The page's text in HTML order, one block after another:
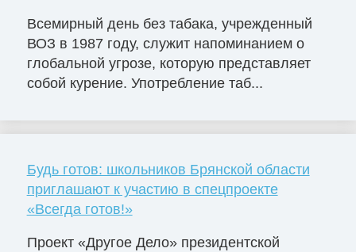
Всемирный день без табака, учрежденный
ВОЗ в 1987 году, служит напоминанием о
глобальной угрозе, которую представляет
собой курение. Употребление таб...
Будь готов: школьников Брянской области
приглашают к участию в спецпроекте
«Всегда готов!»
Проект «Другое Дело» президентской